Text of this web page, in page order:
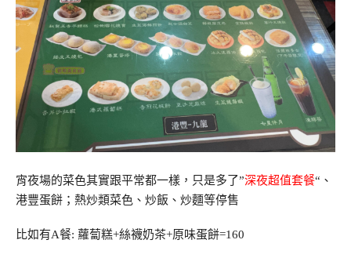
宵夜場的菜色其實跟平常都一樣，只是多了”深夜超值套餐“、
港豐蛋餅；熱炒類菜色、炒飯、炒麵等停售
比如有A餐: 蘿蔔糕+絲襪奶茶+原味蛋餅=160